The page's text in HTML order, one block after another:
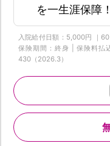
を一生涯保障！
入院給付日額：5,000円 ｜
保険期間：終身 | 保険料払
430（2026.3）